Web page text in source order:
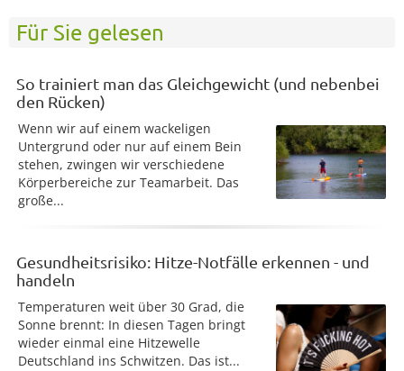
Für Sie gelesen
So trainiert man das Gleichgewicht (und nebenbei
den Rücken)
Wenn wir auf einem wackeligen
Untergrund oder nur auf einem Bein
stehen, zwingen wir verschiedene
Körperbereiche zur Teamarbeit. Das
große...
Gesundheitsrisiko: Hitze-Notfälle erkennen - und
handeln
Temperaturen weit über 30 Grad, die
Sonne brennt: In diesen Tagen bringt
wieder einmal eine Hitzewelle
Deutschland ins Schwitzen. Das ist...